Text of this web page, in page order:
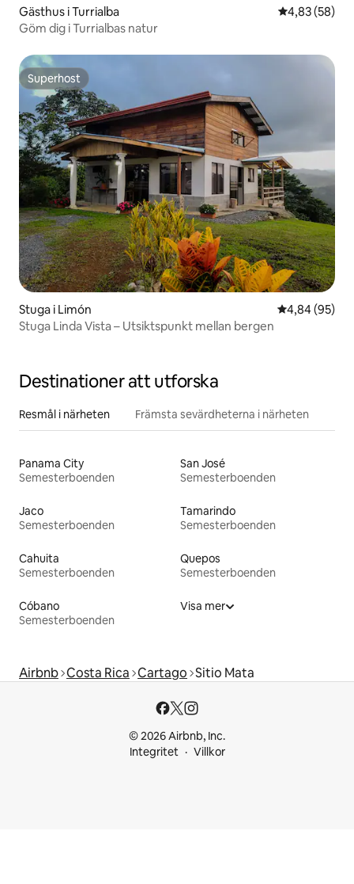
Gästhus i Turrialba 4,83 av 5 i
4,83 (58)
Göm dig i Turrialbas natur
Superhost
Superhost
Stuga i Limón 4,84 av 5 i
4,84 (95)
Stuga Linda Vista – Utsiktspunkt mellan bergen
Destinationer att utforska
Resmål i närheten Främsta sevärdheterna i närheten
Panama City
Semesterboenden
San José
Semesterboenden
Jaco
Semesterboenden
Tamarindo
Semesterboenden
Cahuita
Semesterboenden
Quepos
Semesterboenden
Cóbano
Semesterboenden
Visa mer
Airbnb Costa Rica Cartago Sitio Mata
© 2026 Airbnb, Inc.
Integritet
Villkor